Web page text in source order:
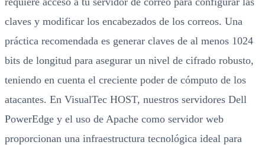
claves y modificar los encabezados de los correos. Una
práctica recomendada es generar claves de al menos 1024
bits de longitud para asegurar un nivel de cifrado robusto,
teniendo en cuenta el creciente poder de cómputo de los
atacantes. En VisualTec HOST, nuestros servidores Dell
PowerEdge y el uso de Apache como servidor web
proporcionan una infraestructura tecnológica ideal para